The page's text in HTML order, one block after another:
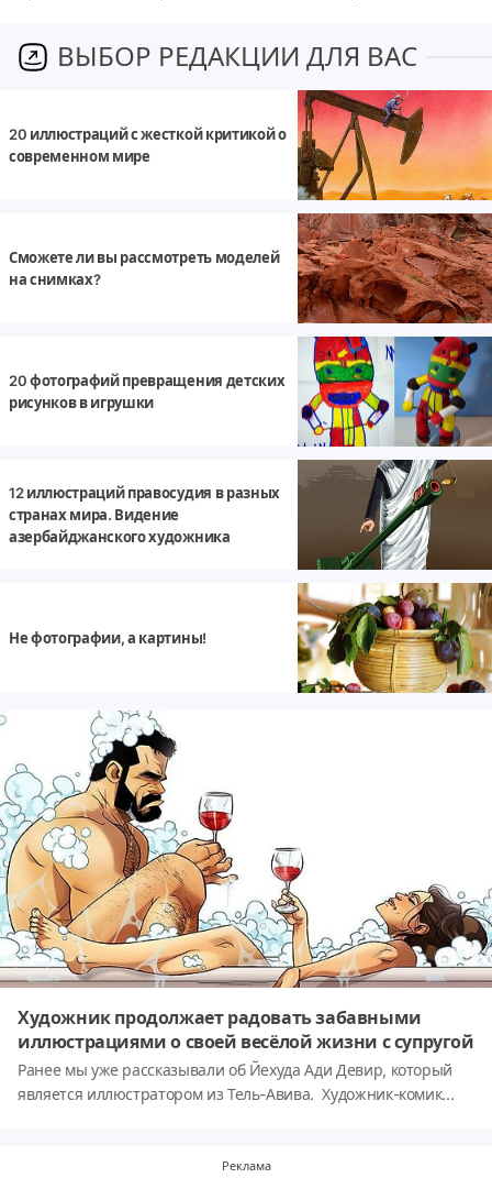
(Киргизия) рисует небольшие моменты из повседневной
жизни, такие как приготовление пищи, посещение ванной
или самый обычный сон. Безусловно, те, у кого есть дети,
посчитают эти картинки невероятно смешными и увидят в их
героях свои семьи.
ВЫБОР РЕДАКЦИИ ДЛЯ ВАС
20 иллюстраций с жесткой критикой о
современном мире
Сможете ли вы рассмотреть моделей
на снимках?
20 фотографий превращения детских
рисунков в игрушки
12 иллюстраций правосудия в разных
странах мира. Видение
азербайджанского художника
Не фотографии, а картины!
Художник продолжает радовать забавными
иллюстрациями о своей весёлой жизни с супругой
Ранее мы уже рассказывали об Йехуда Ади Девир, который
является иллюстратором из Тель-Авива. Художник-комик
изображает их романтические отношения.
Реклама